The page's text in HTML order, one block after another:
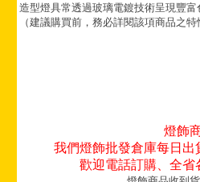
造型燈具常透過玻璃電鍍技術呈現豐
（建議購買前，務必詳閱該項商品之
燈飾
我們燈飾批發倉庫每日
歡迎電話訂購、全